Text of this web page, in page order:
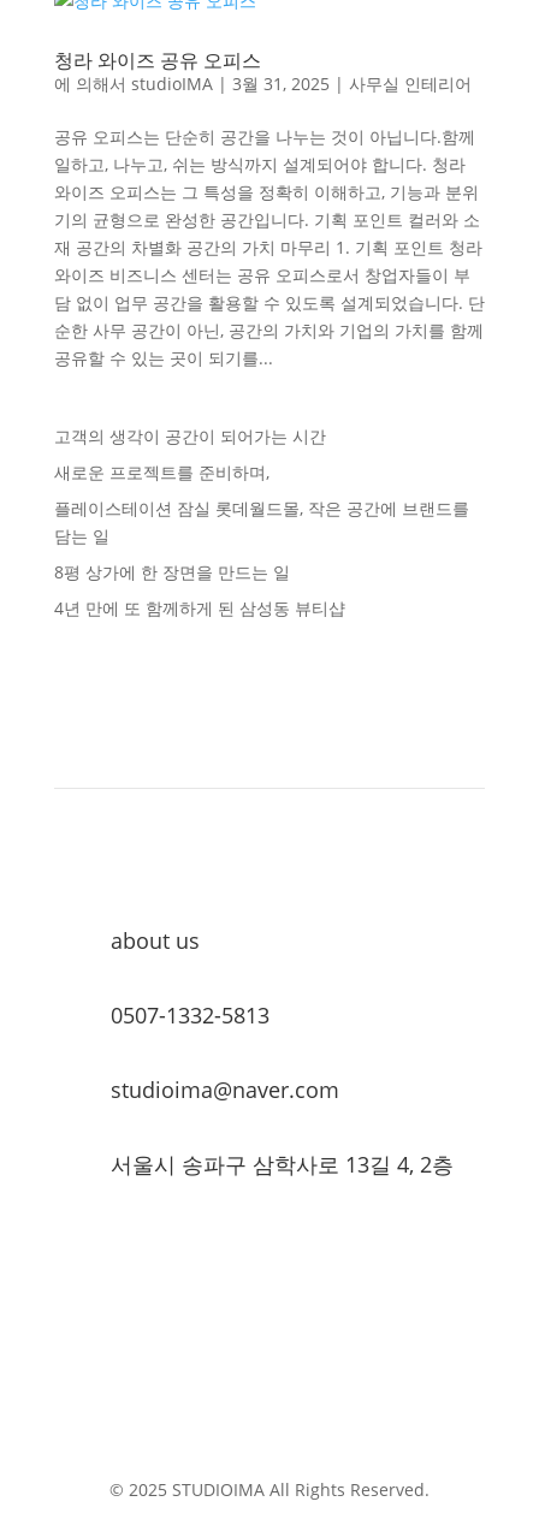
청라 와이즈 공유 오피스
에 의해서 studioIMA| 3월 31, 2025 | 사무실 인테리어
공유 오피스는 단순히 공간을 나누는 것이 아닙니다.함께
일하고, 나누고, 쉬는 방식까지 설계되어야 합니다. 청라
와이즈 오피스는 그 특성을 정확히 이해하고, 기능과 분위
기의 균형으로 완성한 공간입니다. 기획 포인트 컬러와 소
재 공간의 차별화 공간의 가치 마무리 1. 기획 포인트 청라
와이즈 비즈니스 센터는 공유 오피스로서 창업자들이 부
담 없이 업무 공간을 활용할 수 있도록 설계되었습니다. 단
순한 사무 공간이 아닌, 공간의 가치와 기업의 가치를 함께
공유할 수 있는 곳이 되기를...
고객의 생각이 공간이 되어가는 시간
새로운 프로젝트를 준비하며,
플레이스테이션 잠실 롯데월드몰, 작은 공간에 브랜드를
담는 일
8평 상가에 한 장면을 만드는 일
4년 만에 또 함께하게 된 삼성동 뷰티샵
about us
0507-1332-5813
studioima@naver.com
서울시 송파구 삼학사로 13길 4, 2층
© 2025 STUDIOIMA All Rights Reserved.